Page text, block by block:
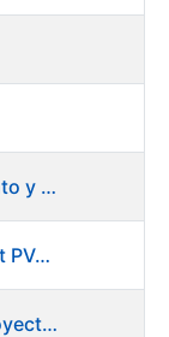
OE 07/22 - Técnico de Mantenimiento y Aplicaciones Industriales
OE 01/22 - Oficial 2ª Máquina Offset PVC+2 colores
OE 06/22 - Ingeniero Auxiliar de Proyectos